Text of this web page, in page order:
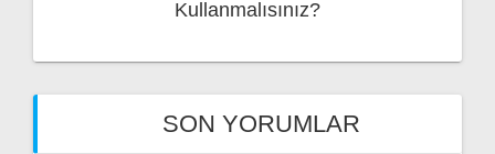
Kullanmalısınız?
SON YORUMLAR